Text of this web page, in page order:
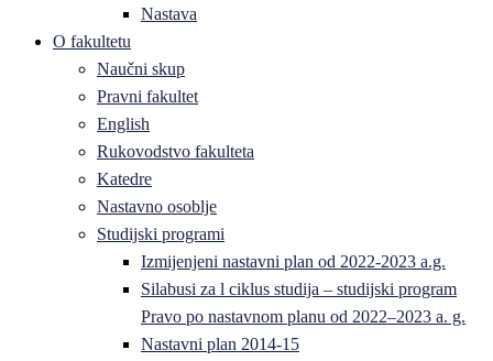
Nastava
O fakultetu
Naučni skup
Pravni fakultet
English
Rukovodstvo fakulteta
Katedre
Nastavno osoblje
Studijski programi
Izmijenjeni nastavni plan od 2022-2023 a.g.
Silabusi za l ciklus studija – studijski program
Pravo po nastavnom planu od 2022–2023 a. g.
Nastavni plan 2014-15